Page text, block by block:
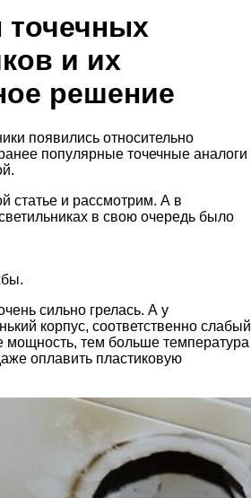
и их
решение
появились относительно
популярные точечные аналоги
статье и рассмотрим. А в
в свою очередь было
сильно грелась. А у
корпус, соответственно слабый
тем больше температура
оплавить пластиковую